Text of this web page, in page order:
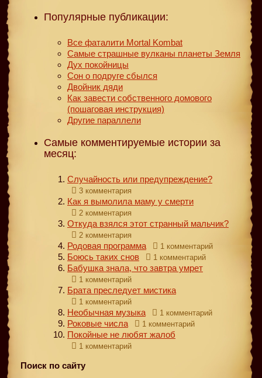
Популярные публикации:
Все фаталити Mortal Kombat
Самые страшные вулканы планеты Земля
Дух покойницы
Сон о подруге сбылся
Двойник дяди
Как завести собственного домового
(пошаговая инструкция)
Другие параллели
Самые комментируемые истории за
месяц:
Случайность или предупреждение?
3 комментария
Как я вымолила маму у смерти
2 комментария
Откуда взялся этот странный мальчик?
2 комментария
Родовая программа 1 комментарий
Боюсь таких снов 1 комментарий
Бабушка знала, что завтра умрет
1 комментарий
Брата преследует мистика
1 комментарий
Необычная музыка 1 комментарий
Роковые числа 1 комментарий
Покойные не любят жалоб
1 комментарий
Поиск по сайту